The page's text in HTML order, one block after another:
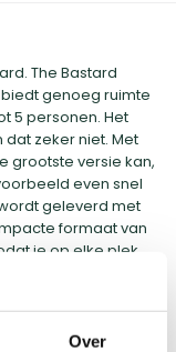
Over
The Bastard
genoeg ruimte
5 personen. Het
zeker niet. Met
grootste versie kan,
even snel
geleverd met
formaat van
je op elke plek
ervoor dat The
plek staat. The
De keramische
het perfect